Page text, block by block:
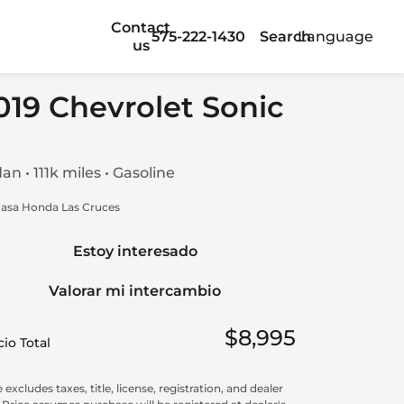
Contact
us
575-222-1430 SearchLanguage
Chevrolet Sonic
• 111k miles • Gasoline
Honda Las Cruces
Estoy interesado
Valorar mi intercambio
Total $8,995
excludes taxes, title, license, registration, and dealer